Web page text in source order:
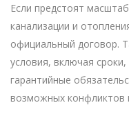
Если предстоят
канализации и
официальный договор.
условия, включая
гарантийные
возможных конфликтов